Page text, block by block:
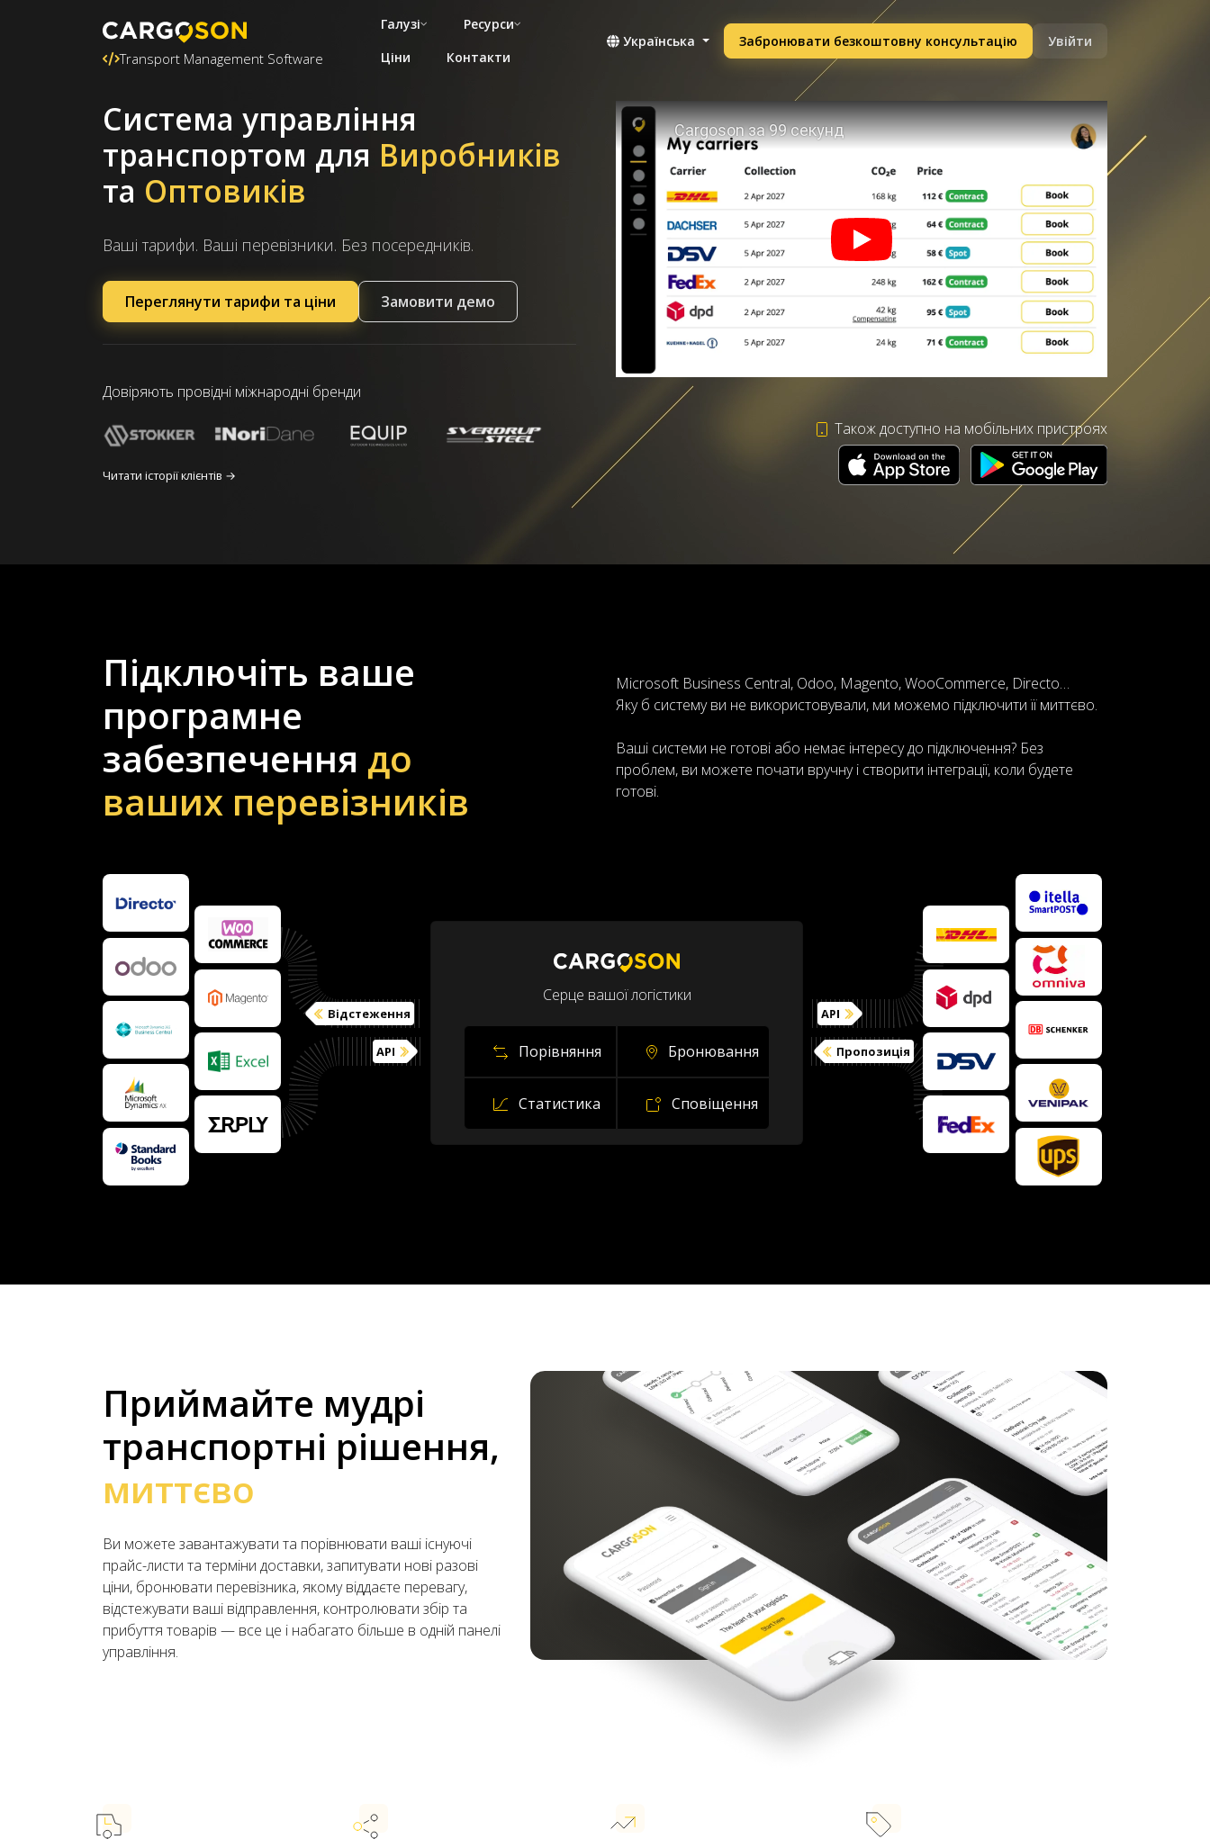
Transport Management Software
Галузі
Ресурси
Ціни
Контакти
Українська Забронювати безкоштовну консультацію Увійти
Система управління
транспортом для Виробників
та Оптовиків
Ваші тарифи. Ваші перевізники. Без посередників.
Переглянути тарифи та ціни Замовити демо
Довіряють провідні міжнародні бренди
Читати історії клієнтів →
Також доступно на мобільних пристроях
Підключіть ваше
програмне
забезпечення до
ваших перевізників
Microsoft Business Central, Odoo, Magento, WooCommerce, Directo…
Яку б систему ви не використовували, ми можемо підключити її миттєво.
Ваші системи не готові або немає інтересу до підключення? Без
проблем, ви можете почати вручну і створити інтеграції, коли будете
готові.
Відстеження
API
Серце вашої логістики
Порівняння Бронювання
Статистика Сповіщення
API
Пропозиція
Приймайте мудрі
транспортні рішення,
миттєво
Ви можете завантажувати та порівнювати ваші існуючі
прайс-листи та терміни доставки, запитувати нові разові
ціни, бронювати перевізника, якому віддаєте перевагу,
відстежувати ваші відправлення, контролювати збір та
прибуття товарів — все це і набагато більше в одній панелі
управління.